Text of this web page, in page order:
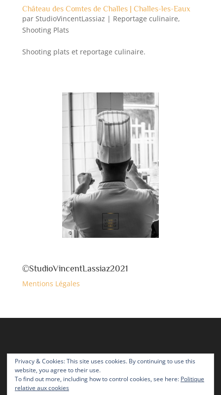
Château des Comtes de Challes | Challes-les-Eaux
par StudioVincentLassiaz | Reportage culinaire,
Shooting Plats
Shooting plats et reportage culinaire.
©StudioVincentLassiaz2021
Mentions Légales
Privacy & Cookies: This site uses cookies. By continuing to use this
website, you agree to their use.
To find out more, including how to control cookies, see here: Politique
relative aux cookies